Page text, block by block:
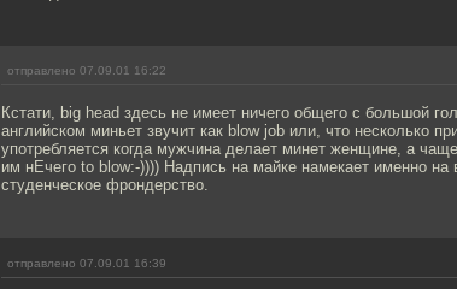
отправлено 07.09.01 16:22
Кстати, big head здесь не имеет ничего общего с большой
английском миньет звучит как blow job или, что несколько
употребляется когда мужчина делает минет женщине, а
им нЕчего to blow:-)))) Надпись на майке намекает именно на
студенческое фрондерство.
отправлено 07.09.01 16:39